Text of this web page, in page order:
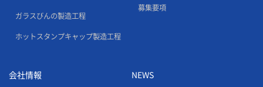
ガラスびんの製造工程
ホットスタンプキャップ製造工程
募集要項
会社情報 NEWS